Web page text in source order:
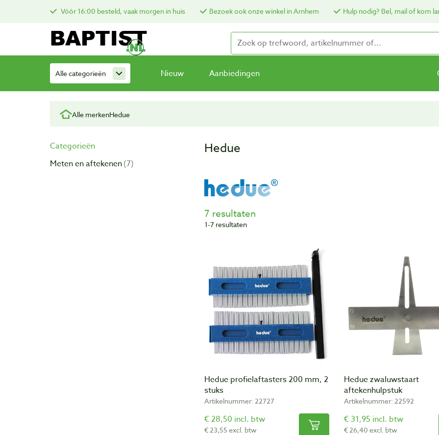
Vóór 16:00 besteld, vaak morgen in huis Bezoek ook onze winkel in Arnhem Hulp nodig? Bel, mail of kom
Alle categorieën Nieuw Aanbiedingen
Alle merkenHedue
Categorieën
Meten en aftekenen 7
Hedue
7 resultaten
1-7 resultaten
Hedue profielaftasters 200 mm, 2
stuks
Artikelnummer: 22727
€ 28,50 incl. btw
€ 23,55 excl. btw
Hedue zwaluwstaart
aftekenhulpstuk
Artikelnummer: 22592
€ 31,95 incl. btw
€ 26,40 excl. btw